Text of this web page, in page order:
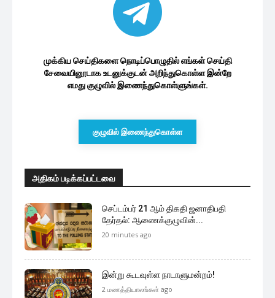
முக்கிய செய்திகளை நொடிப்பொழுதில் எங்கள் செய்தி
சேவையினூடாக உடனுக்குடன் அறிந்துகொள்ள இன்றே
எமது குழுவில் இணைந்துகொள்ளுங்கள்.
குழுவில் இணைந்துகொள்ள
அதிகம் படிக்கப்பட்டவை
செப்டம்பர் 21 ஆம் திகதி ஜனாதிபதி
தேர்தல்: ஆணைக்குழுவின்...
20 minutes ago
இன்று கூடவுள்ள நாடாளுமன்றம்!
2 மணத்தியாலங்கள் ago